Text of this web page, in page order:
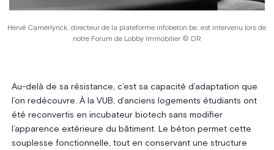
Hervé Camerlynck, directeur de la plateforme infobeton.be, est intervenu lors de
notre Forum de Lobby Immobilier © DR
Au-delà de sa résistance, c’est sa capacité d’adaptation que
l’on redécouvre. À la VUB, d’anciens logements étudiants ont
été reconvertis en incubateur biotech sans modifier
l’apparence extérieure du bâtiment. Le béton permet cette
souplesse fonctionnelle, tout en conservant une structure